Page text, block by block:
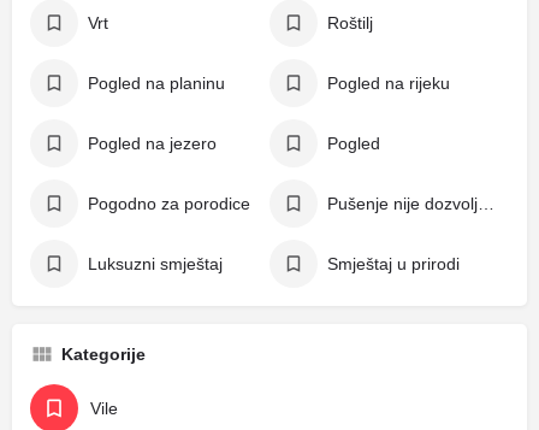
Vrt Roštilj
Pogled na planinu Pogled na rijeku
Pogled na jezero Pogled
Pogodno za porodice
Luksuzni smještaj Smještaj u prirodi
Kategorije
Vile